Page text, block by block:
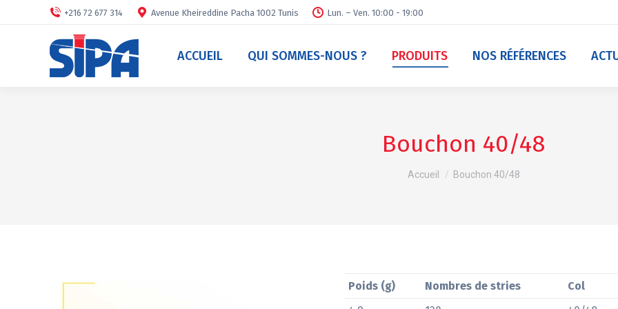
+216 72 677 314 Avenue Kheireddine Pacha 1002 Tunis Lun. – Ven. 10:00 - 19:00
ACCUEIL QUI SOMMES-NOUS ? PRODUITS NOS RÉFÉRENCES
Bouchon 40/48
Vous êtes ici :
Accueil Bouchon 40/48
Poids (g) Nombres de stries
Col